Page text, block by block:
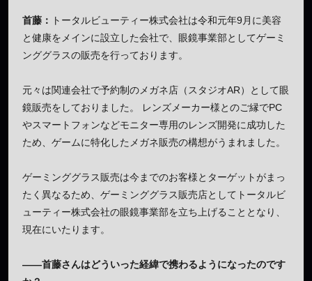
首藤：
トータルビューティー株式会社は令和元年9月に美容
と健康をメインに設立した会社で、眼鏡事業部としてゲーミ
ンググラスの販売を行っております。
元々は関連会社で予約制のメガネ店（スタジオAR）として眼
鏡販売をしておりました。 レンズメーカー様とのご縁でPC
やスマートフォンなどモニター専用のレンズ開発に成功した
ため、ゲームに特化したメガネ販売の構想がうまれました。
ゲーミンググラス販売は今までのお客様とターゲットがまっ
たく異なるため、ゲーミンググラス販売店としてトータルビ
ューティー株式会社の眼鏡事業部を立ち上げることとなり、
現在にいたります。
——首藤さんはどういった経緯で携わるようになったのです